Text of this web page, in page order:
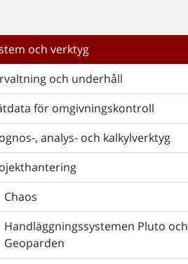
och verktyg
och underhåll
för omgivningskontroll
, analys- och kalkylverktyg
Chaos
Handläggningssystemen Pluto och
Geoparden